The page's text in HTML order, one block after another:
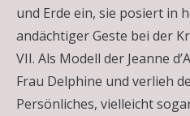
und Erde ein, sie posiert in
andächtiger Geste bei der
VII. Als Modell der Jeanne
Frau Delphine und verlieh
Persönliches, vielleicht